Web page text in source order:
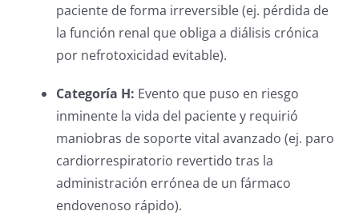
paciente de forma irreversible (ej. pérdida de
la función renal que obliga a diálisis crónica
por nefrotoxicidad evitable).
Categoría H: Evento que puso en riesgo
inminente la vida del paciente y requirió
maniobras de soporte vital avanzado (ej. paro
cardiorrespiratorio revertido tras la
administración errónea de un fármaco
endovenoso rápido).